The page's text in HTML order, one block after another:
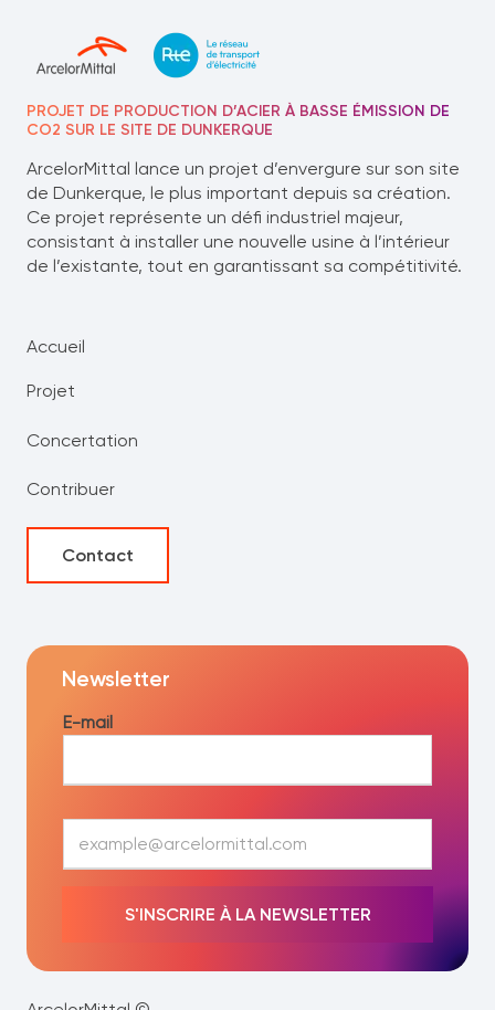
PROJET DE PRODUCTION D’ACIER À BASSE ÉMISSION DE
CO2 SUR LE SITE DE DUNKERQUE
ArcelorMittal lance un projet d’envergure sur son site
de Dunkerque, le plus important depuis sa création.
Ce projet représente un défi industriel majeur,
consistant à installer une nouvelle usine à l’intérieur
de l’existante, tout en garantissant sa compétitivité.
Accueil
Projet
Concertation
Contribuer
Contact
Newsletter
E-mail
*
S'INSCRIRE À LA NEWSLETTER